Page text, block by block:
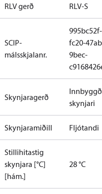
RLV gerð RLV-S
SCIP-
málsskjalanr.
995bc52f-
fc20-
9bec-
Skynjaragerð
skynjari
Skynjaramiðill Fljótandi
Stillihitastig
skynjara [°C]
[hám.]
28 °C